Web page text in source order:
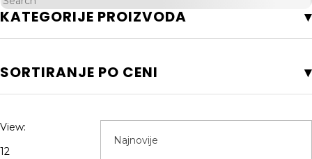
KATEGORIJE PROIZVODA
SORTIRANJE PO CENI
View:
12